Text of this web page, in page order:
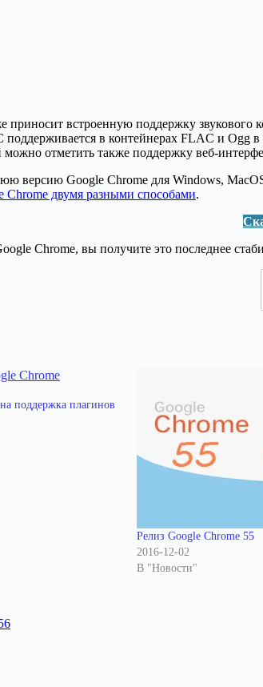
приносит встроенную поддержку звукового
поддерживается в контейнерах FLAC и
отметить также поддержку веб-
версию Google Chrome для Windows,
Chrome двумя разными способами.
Chrome, вы получите это последнее
поддержка плагинов
Релиз Google Chrome 55
2016-12-02
В "Новости"